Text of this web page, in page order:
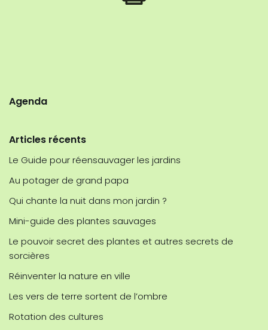
Agenda
Articles récents
Le Guide pour réensauvager les jardins
Au potager de grand papa
Qui chante la nuit dans mon jardin ?
Mini-guide des plantes sauvages
Le pouvoir secret des plantes et autres secrets de
sorcières
Réinventer la nature en ville
Les vers de terre sortent de l’ombre
Rotation des cultures